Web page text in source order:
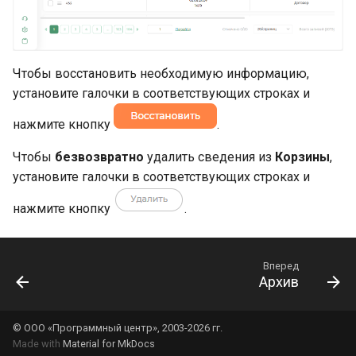
п
о
и
с
к
а
Создание и настройка
собственного процесса
Настройка интеграции с
внешними сервисами
Чтобы восстановить необходимую информацию,
установите галочки в соответствующих строках и
нажмите кнопку .
Чтобы безвозвратно удалить сведения из Корзины,
установите галочки в соответствующих строках и
нажмите кнопку .
Вперед
Архив
© ООО «Программный центр», 2003-2026 гг.
Made with Material for MkDocs